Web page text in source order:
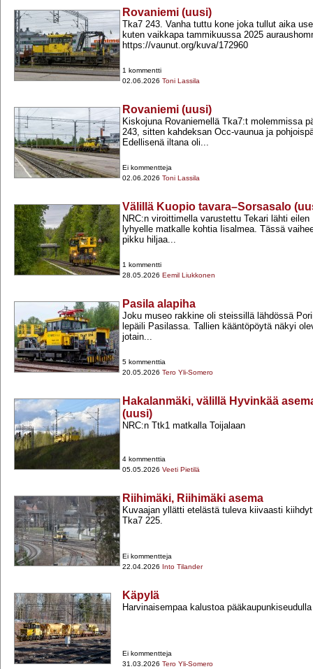
Rovaniemi (uusi)
Tka7 243. Vanha tuttu kone joka tullut aika
kuten vaikkapa tammikuussa 2025
https://vaunut.org/kuva/172960
1 kommentti
02.06.2026 Toni Lassila
Rovaniemi (uusi)
Kiskojuna Rovaniemellä Tka7:t molemmissa
243, sitten kahdeksan Occ-​vaunua ja
Edellisenä iltana oli...
Ei kommentteja
02.06.2026 Toni Lassila
Välillä Kuopio tavara–Sorsasalo
NRC:n viroittimella varustettu Tekari lähti
lyhyelle matkalle kohtia Iisalmea. Tässä
pikku hiljaa...
1 kommentti
28.05.2026 Eemil Liukkonen
Pasila alapiha
Joku museo rakkine oli steissillä lähdössä
lepäili Pasilassa. Tallien kääntöpöytä näkyi
jotain...
5 kommenttia
20.05.2026 Tero Yli-Somero
Hakalanmäki, välillä Hyvinkää
(uusi)
NRC:n Ttk1 matkalla Toijalaan
4 kommenttia
05.05.2026 Veeti Pietilä
Riihimäki, Riihimäki asema
Kuvaajan yllätti etelästä tuleva kiivaasti
Tka7 225.
Ei kommentteja
22.04.2026 Into Tilander
Käpylä
Harvinaisempaa kalustoa pääkaupunkiseudulla
Ei kommentteja
31.03.2026 Tero Yli-Somero